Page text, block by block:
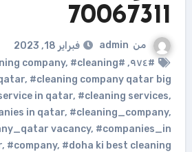
70067311
من admin
فبراير 18, 2023
#٩٧٤
,
#cleaning
company, #cleaning
, #cleaning company qatar big
in qatar, #cleaning services,
in qatar, #cleaning_company,
vacancy, #companies_in
, #company, #doha ki best cleaning